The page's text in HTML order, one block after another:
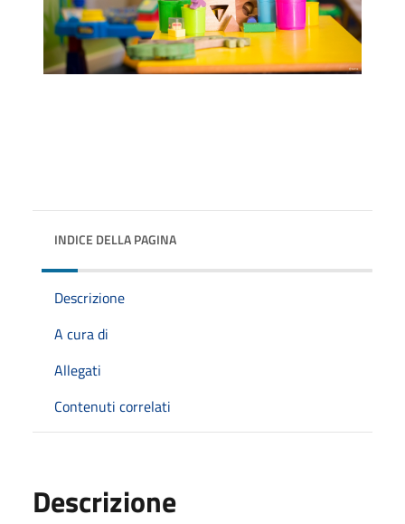
INDICE DELLA PAGINA
Descrizione
A cura di
Allegati
Contenuti correlati
Descrizione